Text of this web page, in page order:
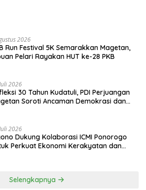
2026
Run Festival 5K Semarakkan Magetan,
Pelari Rayakan HUT ke-28 PKB
2026
30 Tahun Kudatuli, PDI Perjuangan
Soroti Ancaman Demokrasi dan
2026
Dukung Kolaborasi ICMI Ponorogo
Perkuat Ekonomi Kerakyatan dan
Selengkapnya